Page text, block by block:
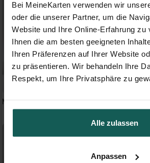
Bei MeineKarten verwenden wir
oder die unserer Partner, um die
Website und Ihre Online-Erfahrung zu
Ihnen die am besten geeigneten
Ihren Präferenzen auf Ihrer Website
zu präsentieren. Wir behandeln Ihre
Respekt, um Ihre Privatsphäre zu
Alle zulassen
Anpassen
Monogramm